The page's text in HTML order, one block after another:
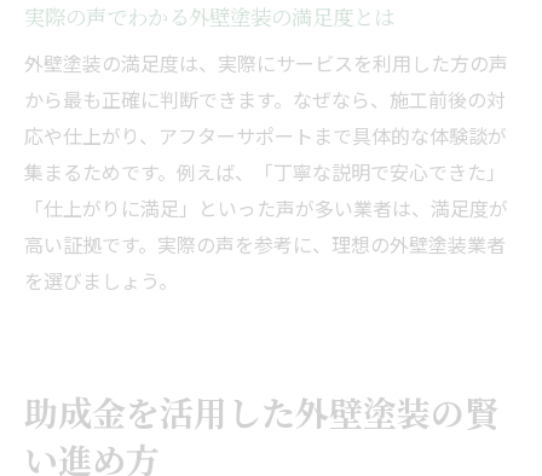
実際の声でわかる外壁塗装の満足度とは
外壁塗装の満足度は、実際にサービスを利用した方の声
から最も正確に判断できます。なぜなら、施工前後の対
応や仕上がり、アフターサポートまで具体的な体験談が
集まるためです。例えば、「丁寧な説明で安心できた」
「仕上がりに満足」といった声が多い業者は、満足度が
高い証拠です。実際の声を参考に、理想の外壁塗装業者
を選びましょう。
助成金を活用した外壁塗装の賢
い進め方